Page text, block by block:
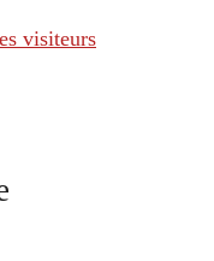
visiteurs